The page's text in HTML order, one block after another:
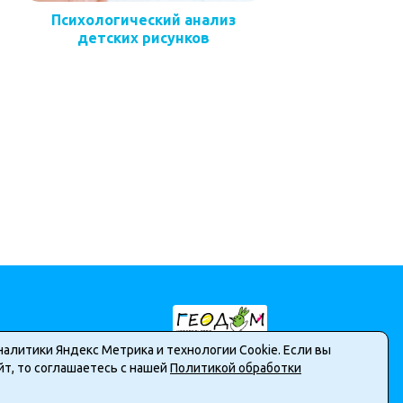
Психологический анализ
детских рисунков
Яндекс Метрика и технологии Cookie. Если вы
то соглашаетесь с нашей Политикой обработки